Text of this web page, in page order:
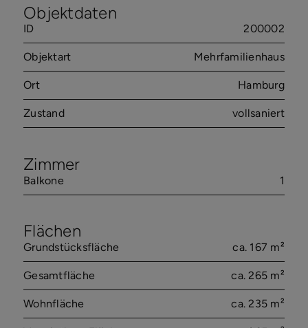
Objektdaten
ID 200002
Objektart Mehrfamilienhaus
Ort Hamburg
Zustand vollsaniert
Zimmer
Balkone 1
Flächen
Grundstücksfläche ca. 167 m²
Gesamtfläche ca. 265 m²
Wohnfläche ca. 235 m²